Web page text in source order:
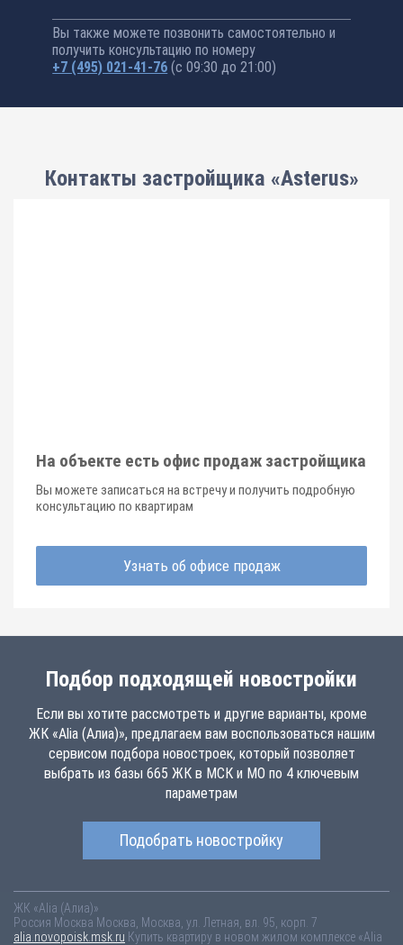
Вы также можете позвонить самостоятельно и
получить консультацию по номеру
+7 (495) 021-41-76 (с 09:30 до 21:00)
Контакты застройщика «Asterus»
На объекте есть офис продаж застройщика
Вы можете записаться на встречу и получить подробную
консультацию по квартирам
Узнать об офисе продаж
Подбор подходящей новостройки
Если вы хотите рассмотреть и другие варианты, кроме
ЖК «Alia (Алиа)», предлагаем вам воспользоваться нашим
сервисом подбора новостроек, который позволяет
выбрать из базы 665 ЖК в МСК и МО по 4 ключевым
параметрам
Подобрать новостройку
ЖК «Alia (Алиа)»
Россия Москва Москва, Москва, ул. Летная, вл. 95, корп. 7
alia.novopoisk.msk.ru Купить квартиру в новом жилом комплексе «Alia